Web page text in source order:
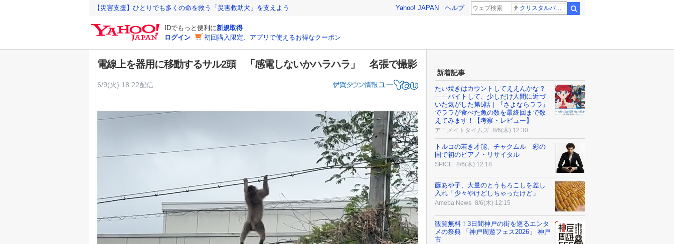
【災害支援】ひとりでも多くの命を救う「災害救助犬」を支えよう Yahoo! JAPAN ヘルプ クリスタルパレス 冨安健洋
IDでもっと便利に新規取得
ログイン
初回購入限定、アプリで使えるお得なクーポン
電線上を器用に移動するサル2頭 「感電しないかハラハラ」 名張で撮影
6/9(火) 18:22配信
新着記事
たい焼きはカウントしてええんかな？
——バイトして、少しだけ人間に近づ
いた気がした第5話｜『さよならララ』
でララが食べた魚の数を最終回まで数
えてみます！【考察・レビュー】
アニメイトタイムズ 8/6(木) 12:30
トルコの若き才能、チャクムル 彩の
国で初のピアノ・リサイタル
SPICE 8/6(木) 12:18
藤あや子、大量のとうもろこしを差し
入れ「少々やけどしちゃったけど」
Ameba News 8/6(木) 12:15
観覧無料！3日間神戸の街を巡るエンタ
メの祭典 「神戸周遊フェス2026」 神戸
市